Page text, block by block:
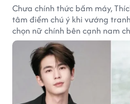
Chưa chính thức bấm máy,
tâm điểm chú ý khi vướng
chọn nữ chính bên cạnh nam